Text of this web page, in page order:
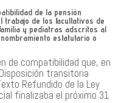
de la pensión
trabajo de los facultativos de
y pediatras adscritos al
estatutario o
de compatibilidad que, en
transitoria
Refundido de la Ley
finalizaba el próximo 31